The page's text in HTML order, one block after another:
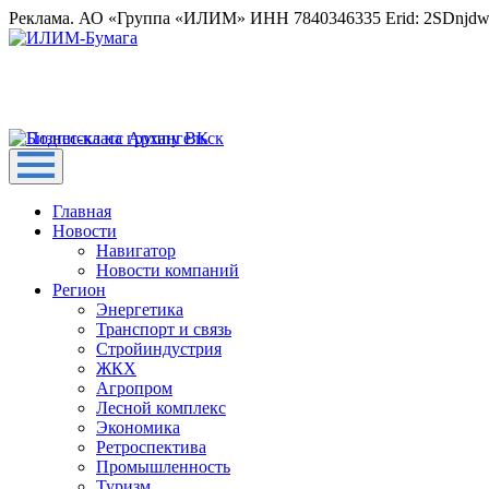
Реклама. АО «Группа «ИЛИМ» ИНН 7840346335 Erid:
Главная
Новости
Навигатор
Новости компаний
Регион
Энергетика
Транспорт и связь
Стройиндустрия
ЖКХ
Агропром
Лесной комплекс
Экономика
Ретроспектива
Промышленность